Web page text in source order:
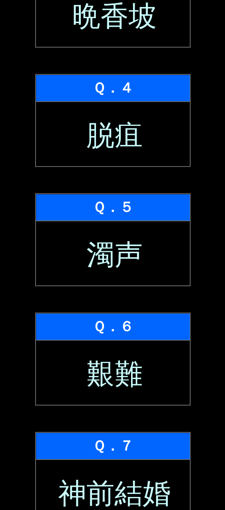
晩香坡
Ｑ．４
脱疽
Ｑ．５
濁声
Ｑ．６
艱難
Ｑ．７
神前結婚